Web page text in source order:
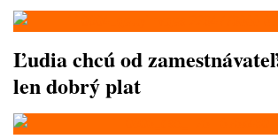
Ľudia chcú od
len dobrý plat